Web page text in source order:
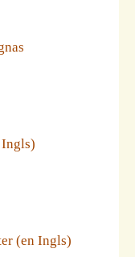
Ingls)
(en Ingls)